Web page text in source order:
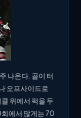
나온다. 골이 터
오프사이드로
위에서 퍽을 두
에서 많게는 70